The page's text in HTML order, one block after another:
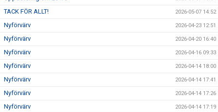
TACK FÖR ALLT! 2026-05-07 14:52
Nyförvärv 2026-04-23 12:51
Nyförvärv 2026-04-20 16:40
Nyförvärv 2026-04-16 09:33
Nyförvärv 2026-04-14 18:00
Nyförvärv 2026-04-14 17:41
Nyförvärv 2026-04-14 17:26
Nyförvärv 2026-04-14 17:19